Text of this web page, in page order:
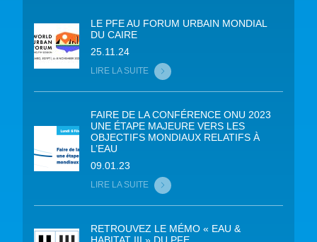
LE PFE AU FORUM URBAIN MONDIAL
DU CAIRE
25.11.24
LIRE LA SUITE
FAIRE DE LA CONFÉRENCE ONU 2023
UNE ÉTAPE MAJEURE VERS LES
OBJECTIFS MONDIAUX RELATIFS À
L’EAU
09.01.23
LIRE LA SUITE
RETROUVEZ LE MÉMO « EAU &
HABITAT III » DU PFE